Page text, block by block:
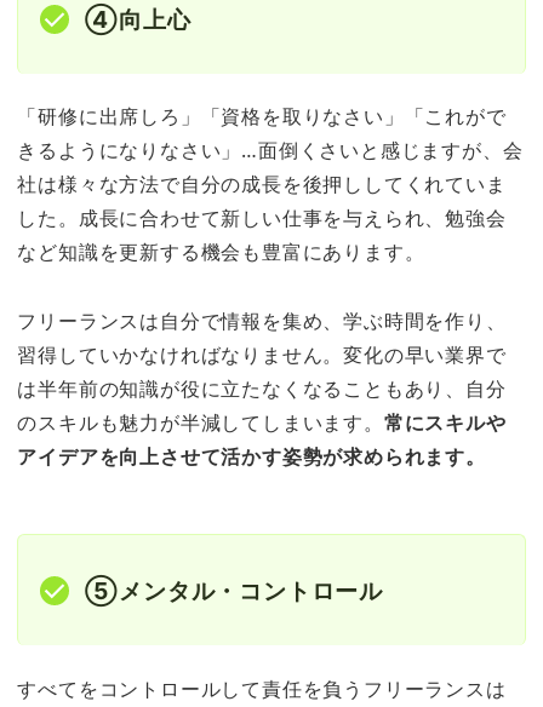
④向上心
「研修に出席しろ」「資格を取りなさい」「これがで
きるようになりなさい」…面倒くさいと感じますが、会
社は様々な方法で自分の成長を後押ししてくれていま
した。成長に合わせて新しい仕事を与えられ、勉強会
など知識を更新する機会も豊富にあります。
フリーランスは自分で情報を集め、学ぶ時間を作り、
習得していかなければなりません。変化の早い業界で
は半年前の知識が役に立たなくなることもあり、自分
のスキルも魅力が半減してしまいます。 常にスキルや
アイデアを向上させて活かす姿勢が求められます。
⑤メンタル・コントロール
すべてをコントロールして責任を負うフリーランスは